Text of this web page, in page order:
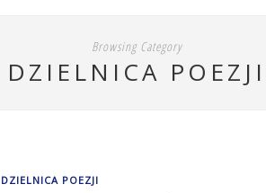
Browsing Category
DZIELNICA POEZJI
DZIELNICA POEZJI